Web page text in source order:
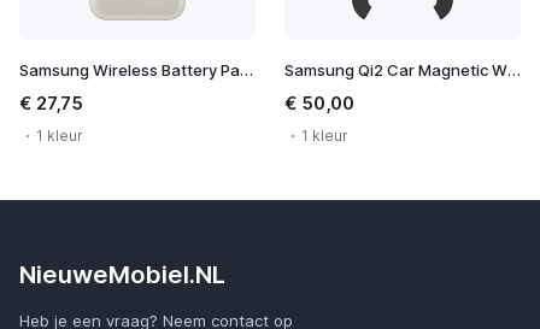
Samsung Wireless Battery Pack 10.000 mAh
€ 27,75
1 kleur
Samsung Qi2 Car Magnetic Wireless Charger
€ 50,00
1 kleur
NieuweMobiel.NL
Heb je een vraag? Neem contact op